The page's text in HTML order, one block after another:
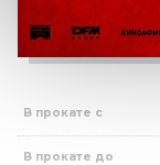
В прокате с
В прокате до